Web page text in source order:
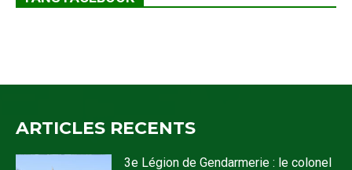
ARTICLES RECENTS
3e Légion de Gendarmerie : le colonel